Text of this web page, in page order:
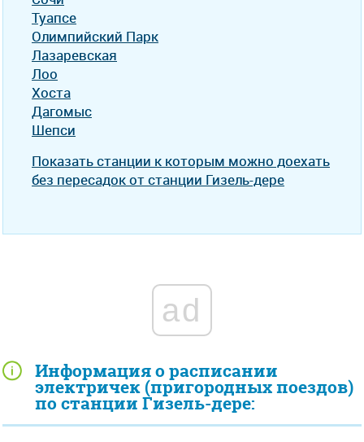
Информация о расписании
электричек (пригородных поездов)
по станции Гизель-дере:
Туапсе
Олимпийский Парк
Лазаревская
Лоо
Хоста
Дагомыс
Шепси
Показать станции к которым можно доехать
без пересадок от станции Гизель-дере
ad